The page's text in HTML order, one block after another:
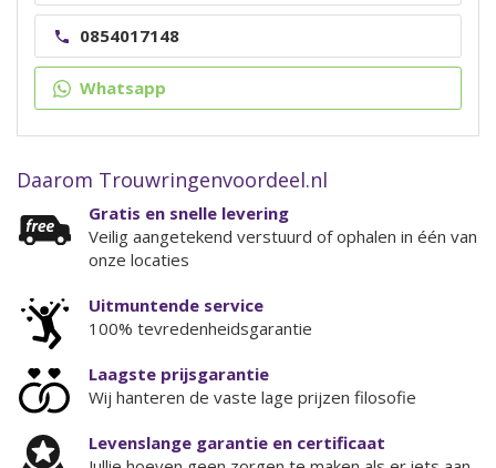
0854017148
Whatsapp
Daarom Trouwringenvoordeel.nl
Gratis en snelle levering
Veilig aangetekend verstuurd of ophalen in één van
onze locaties
Uitmuntende service
100% tevredenheidsgarantie
Laagste prijsgarantie
Wij hanteren de vaste lage prijzen filosofie
Levenslange garantie en certificaat